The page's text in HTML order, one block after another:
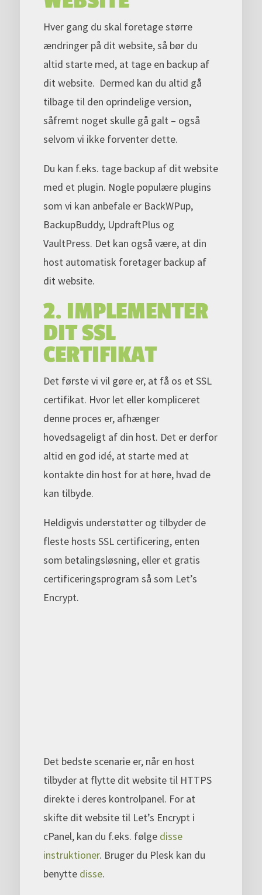
Hver gang du skal foretage større
ændringer på dit website, så bør du
altid starte med, at tage en backup af
dit website. Dermed kan du altid gå
tilbage til den oprindelige version,
såfremt noget skulle gå galt – også
selvom vi ikke forventer dette.
Du kan f.eks. tage backup af dit website
med et plugin. Nogle populære plugins
som vi kan anbefale er BackWPup,
BackupBuddy, UpdraftPlus og
VaultPress. Det kan også være, at din
host automatisk foretager backup af
dit website.
2. IMPLEMENTER
DIT SSL
CERTIFIKAT
Det første vi vil gøre er, at få os et SSL
certifikat. Hvor let eller kompliceret
denne proces er, afhænger
hovedsageligt af din host. Det er derfor
altid en god idé, at starte med at
kontakte din host for at høre, hvad de
kan tilbyde.
Heldigvis understøtter og tilbyder de
fleste hosts SSL certificering, enten
som betalingsløsning, eller et gratis
certificeringsprogram så som Let’s
Encrypt.
Det bedste scenarie er, når en host
tilbyder at flytte dit website til HTTPS
direkte i deres kontrolpanel. For at
skifte dit website til Let’s Encrypt i
cPanel, kan du f.eks. følge disse
instruktioner. Bruger du Plesk kan du
benytte disse.